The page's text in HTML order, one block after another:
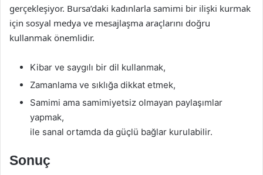
gerçekleşiyor. Bursa’daki kadınlarla samimi bir ilişki kurmak
için sosyal medya ve mesajlaşma araçlarını doğru
kullanmak önemlidir.
Kibar ve saygılı bir dil kullanmak,
Zamanlama ve sıklığa dikkat etmek,
Samimi ama samimiyetsiz olmayan paylaşımlar
yapmak,
ile sanal ortamda da güçlü bağlar kurulabilir.
Sonuç